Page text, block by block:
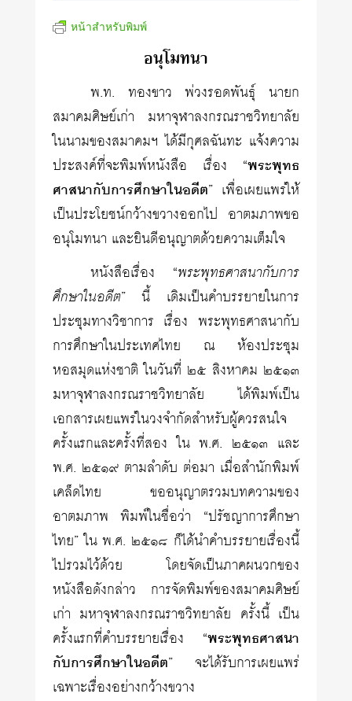
หน้าสำหรับพิมพ์
อนุโมทนา
พ.ท. ทองขาว พ่วงรอดพันธุ์ นายก
สมาคมศิษย์เก่า มหาจุฬาลงกรณราชวิทยาลัย
ในนามของสมาคมฯ ได้มีกุศลฉันทะ แจ้งความ
ประสงค์ที่จะพิมพ์หนังสือ เรื่อง “พระพุทธ
ศาสนากับการศึกษาในอดีต” เพื่อเผยแพร่ให้
เป็นประโยชน์กว้างขวางออกไป อาตมภาพขอ
อนุโมทนา และยินดีอนุญาตด้วยความเต็มใจ
หนังสือเรื่อง “พระพุทธศาสนากับการ
ศึกษาในอดีต” นี้ เดิมเป็นคำบรรยายในการ
ประชุมทางวิชาการ เรื่อง พระพุทธศาสนากับ
การศึกษาในประเทศไทย ณ ห้องประชุม
หอสมุดแห่งชาติ ในวันที่ ๒๕ สิงหาคม ๒๕๑๓
มหาจุฬาลงกรณราชวิทยาลัย ได้พิมพ์เป็น
เอกสารเผยแพร่ในวงจำกัดสำหรับผู้ควรสนใจ
ครั้งแรกและครั้งที่สอง ใน พ.ศ. ๒๕๑๓ และ
พ.ศ. ๒๕๑๙ ตามลำดับ ต่อมา เมื่อสำนักพิมพ์
เคล็ดไทย ขออนุญาตรวมบทความของ
อาตมภาพ พิมพ์ในชื่อว่า “ปรัชญาการศึกษา
ไทย” ใน พ.ศ. ๒๕๑๘ ก็ได้นำคำบรรยายเรื่องนี้
ไปรวมไว้ด้วย โดยจัดเป็นภาคผนวกของ
หนังสือดังกล่าว การจัดพิมพ์ของสมาคมศิษย์
เก่า มหาจุฬาลงกรณราชวิทยาลัย ครั้งนี้ เป็น
ครั้งแรกที่คำบรรยายเรื่อง “พระพุทธศาสนา
กับการศึกษาในอดีต” จะได้รับการเผยแพร่
เฉพาะเรื่องอย่างกว้างขวาง